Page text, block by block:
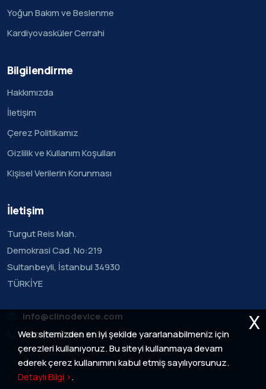
Yoğun Bakım ve Beslenme
Kardiyovasküler Cerrahi
Bilgilendirme
Hakkımızda
İletişim
Çerez Politikamız
Gizlilik ve Kullanım Koşulları
Kişisel Verilerin Korunması
İletişim
Turgut Reis Mah.
Demokrasi Cad. No:219
Sultanbeyli, İstanbul 34930
TÜRKİYE
info@clinodevice.com
+90 (551) 344 51 34
Web sitemizden en iyi şekilde yararlanabilmeniz için
çerezleri kullanıyoruz. Bu siteyi kullanmaya devam
ederek çerez kullanımını kabul etmiş sayılıyorsunuz.
Detaylı Bilgi >.
X